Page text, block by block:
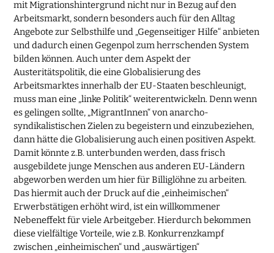
mit Migrationshintergrund nicht nur in Bezug auf den
Arbeitsmarkt, sondern besonders auch für den Alltag
Angebote zur Selbsthilfe und „Gegenseitiger Hilfe“ anbieten
und dadurch einen Gegenpol zum herrschenden System
bilden können. Auch unter dem Aspekt der
Austeritätspolitik, die eine Globalisierung des
Arbeitsmarktes innerhalb der EU-Staaten beschleunigt,
muss man eine „linke Politik“ weiterentwickeln. Denn wenn
es gelingen sollte, „MigrantInnen“ von anarcho-
syndikalistischen Zielen zu begeistern und einzubeziehen,
dann hätte die Globalisierung auch einen positiven Aspekt.
Damit könnte z.B. unterbunden werden, dass frisch
ausgebildete junge Menschen aus anderen EU-Ländern
abgeworben werden um hier für Billiglöhne zu arbeiten.
Das hiermit auch der Druck auf die „einheimischen“
Erwerbstätigen erhöht wird, ist ein willkommener
Nebeneffekt für viele Arbeitgeber. Hierdurch bekommen
diese vielfältige Vorteile, wie z.B. Konkurrenzkampf
zwischen „einheimischen“ und „auswärtigen“